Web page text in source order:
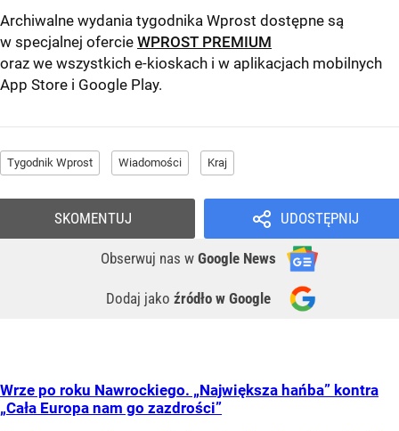
Archiwalne wydania tygodnika Wprost dostępne są
w specjalnej ofercie WPROST PREMIUM
oraz we wszystkich e-kioskach i w aplikacjach mobilnych
App Store i Google Play.
Tygodnik Wprost Wiadomości Kraj
UDOSTĘPNIJ
Obserwuj nas w Google News
Dodaj jako źródło w Google
SKOMENTUJ
Wrze po roku Nawrockiego. „Największa hańba” kontra
„Cała Europa nam go zazdrości”